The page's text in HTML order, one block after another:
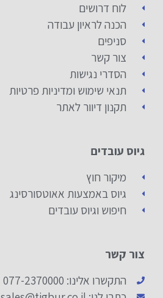
לוח דרושים
הכנה לראיון עבודה
סניפים
צור קשר
הסדרי נגישות
תנאי שימוש ומדיניות פרטיות
תקנון דיוור לאתר
גיוס עובדים
מיקור חוץ
גיוס באמצעות אאוטסורסינג
חיפוש וגיוס עובדים
צור קשר
התקשרו אלינו: 077-2370000